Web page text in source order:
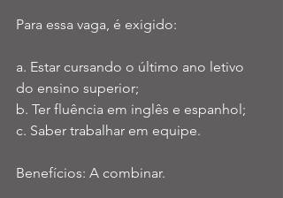
Para essa vaga, é exigido:
a. Estar cursando o último ano letivo
do ensino superior;
b. Ter fluência em inglês e espanhol;
c. Saber trabalhar em equipe.
Benefícios: A combinar.